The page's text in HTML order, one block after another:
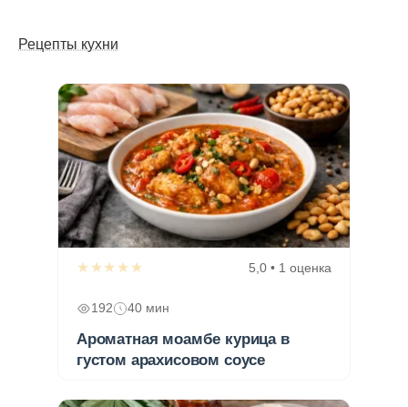
Рецепты кухни
★★★★★ 5,0 • 1 оценка
192 40 мин
Ароматная моамбе курица в
густом арахисовом соусе